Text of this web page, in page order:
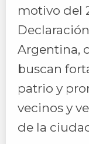
motivo del
Argentina,
buscan
patrio y
vecinos y
de la